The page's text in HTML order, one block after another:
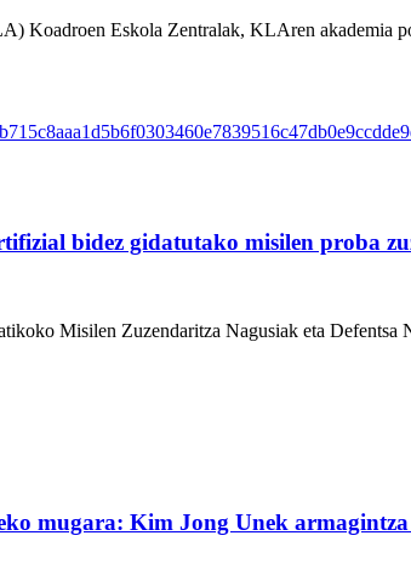
Koadroen Eskola Zentralak, KLAren akademia
bidez gidatutako misilen proba
Misilen Zuzendaritza Nagusiak eta Defentsa
mugara: Kim Jong Unek